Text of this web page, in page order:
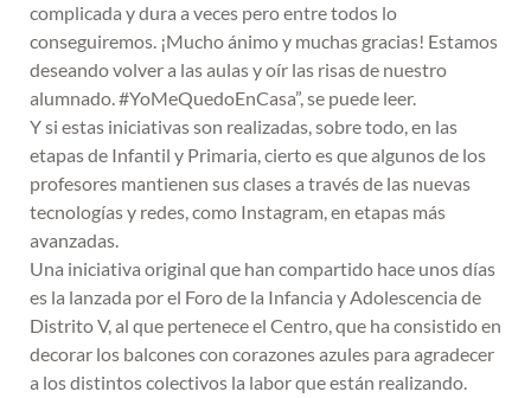
complicada y dura a veces pero entre todos lo
conseguiremos. ¡Mucho ánimo y muchas gracias! Estamos
deseando volver a las aulas y oír las risas de nuestro
alumnado. #YoMeQuedoEnCasa”, se puede leer.
Y si estas iniciativas son realizadas, sobre todo, en las
etapas de Infantil y Primaria, cierto es que algunos de los
profesores mantienen sus clases a través de las nuevas
tecnologías y redes, como Instagram, en etapas más
avanzadas.
Una iniciativa original que han compartido hace unos días
es la lanzada por el Foro de la Infancia y Adolescencia de
Distrito V, al que pertenece el Centro, que ha consistido en
decorar los balcones con corazones azules para agradecer
a los distintos colectivos la labor que están realizando.